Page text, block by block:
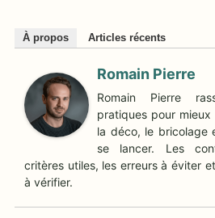
À propos Articles récents
Romain Pierre
Romain Pierre
pratiques pour
la déco, le bricolage
se lancer. Les
critères utiles, les erreurs à éviter
à vérifier.